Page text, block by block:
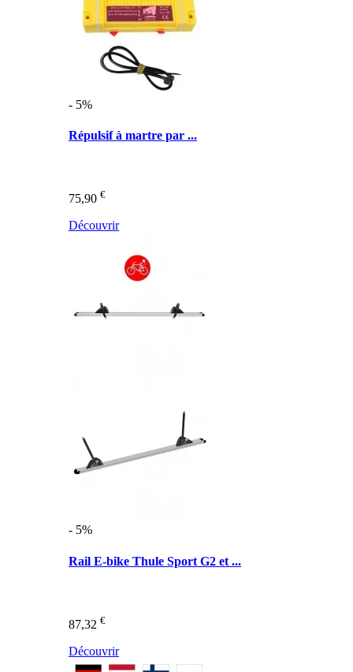
- 5%
Répulsif à martre par ...
75,90 €
Découvrir
- 5%
Rail E-bike Thule Sport G2 et ...
87,32 €
Découvrir